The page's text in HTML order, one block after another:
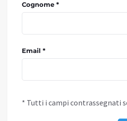
Cognome *
Email *
* Tutti i campi contrassegnati